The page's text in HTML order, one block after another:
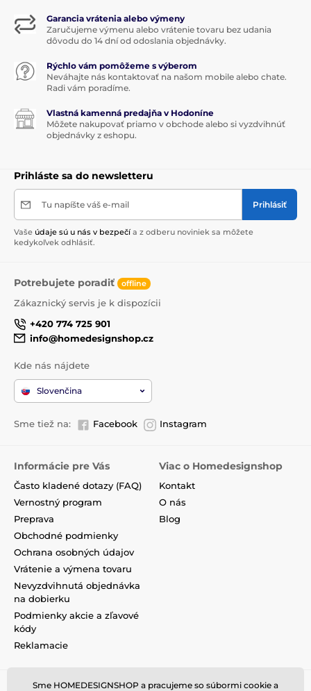
Garancia vrátenia alebo výmeny
Zaručujeme výmenu alebo vrátenie tovaru bez udania
dôvodu do 14 dní od odoslania objednávky.
Rýchlo vám pomôžeme s výberom
Neváhajte nás kontaktovať na našom mobile alebo chate.
Radi vám poradíme.
Vlastná kamenná predajňa v Hodoníne
Môžete nakupovať priamo v obchode alebo si vyzdvihnúť
objednávky z eshopu.
Prihláste sa do newsletteru
Tu napíšte váš e-mail Prihlásiť
Vaše údaje sú u nás v bezpečí a z odberu noviniek sa môžete
kedykoľvek odhlásiť.
Potrebujete poradiť offline
Zákaznický servis je k dispozícii
+420 774 725 901
info@homedesignshop.cz
Kde nás nájdete
Slovenčina
Sme tiež na: Facebook Instagram
Informácie pre Vás
Často kladené dotazy (FAQ)
Vernostný program
Preprava
Obchodné podmienky
Ochrana osobných údajov
Vrátenie a výmena tovaru
Nevyzdvihnutá objednávka
na dobierku
Podmienky akcie a zľavové
kódy
Reklamacie
Viac o Homedesignshop
Kontakt
O nás
Blog
Sme HOMEDESIGNSHOP a pracujeme so súbormi cookie a